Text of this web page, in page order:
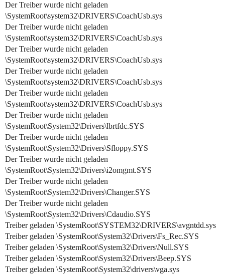
Der Treiber wurde nicht geladen
\SystemRoot\system32\DRIVERS\CoachUsb.sys
Der Treiber wurde nicht geladen
\SystemRoot\system32\DRIVERS\CoachUsb.sys
Der Treiber wurde nicht geladen
\SystemRoot\system32\DRIVERS\CoachUsb.sys
Der Treiber wurde nicht geladen
\SystemRoot\system32\DRIVERS\CoachUsb.sys
Der Treiber wurde nicht geladen
\SystemRoot\system32\DRIVERS\CoachUsb.sys
Der Treiber wurde nicht geladen
\SystemRoot\System32\Drivers\lbrtfdc.SYS
Der Treiber wurde nicht geladen
\SystemRoot\System32\Drivers\Sfloppy.SYS
Der Treiber wurde nicht geladen
\SystemRoot\System32\Drivers\i2omgmt.SYS
Der Treiber wurde nicht geladen
\SystemRoot\System32\Drivers\Changer.SYS
Der Treiber wurde nicht geladen
\SystemRoot\System32\Drivers\Cdaudio.SYS
Treiber geladen \SystemRoot\SYSTEM32\DRIVERS\avgntdd.sys
Treiber geladen \SystemRoot\System32\Drivers\Fs_Rec.SYS
Treiber geladen \SystemRoot\System32\Drivers\Null.SYS
Treiber geladen \SystemRoot\System32\Drivers\Beep.SYS
Treiber geladen \SystemRoot\System32\drivers\vga.sys